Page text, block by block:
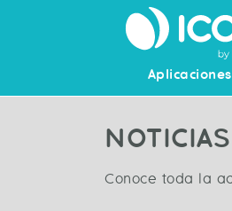
NOTICIAS
Conoce toda la